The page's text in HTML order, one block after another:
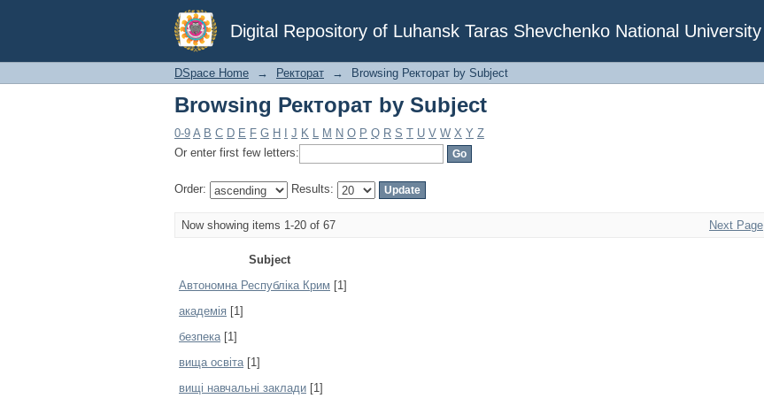
Digital Repository of Luhansk Taras Shevchenko National University
Browsing Ректорат by Subject
DSpace Home → Ректорат → Browsing Ректорат by Subject
Browsing Ректорат by Subject
0-9 A B C D E F G H J K L M N O P Q R S T U V W X Y Z
Or enter first few letters:
Order: Results:
Now showing items 1-20 of 67 Next Page
Subject
Автономна Республіка Крим [1]
академія [1]
безпека[1]
вища освіта[1]
вищі навчальні заклади [1]